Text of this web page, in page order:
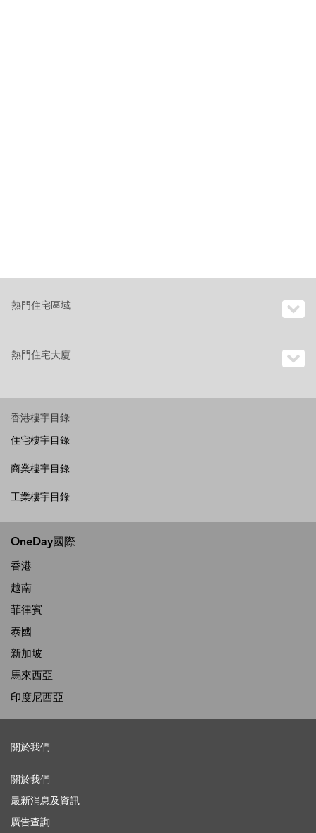
熱門住宅區域
熱門住宅大廈
香港樓宇目錄
住宅樓宇目錄
商業樓宇目錄
工業樓宇目錄
OneDay國際
香港
越南
菲律賓
泰國
新加坡
馬來西亞
印度尼西亞
關於我們
關於我們
最新消息及資訊
廣告查詢